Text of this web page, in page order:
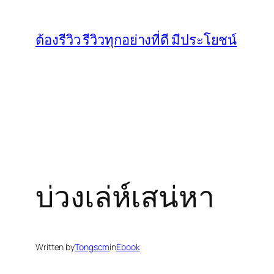
content
ต้องรีวิว รีวิวทุกอย่างที่ดี มีประโยชน์
บ่วงเล่ห์เสน่หา
Written byTongscminEbook